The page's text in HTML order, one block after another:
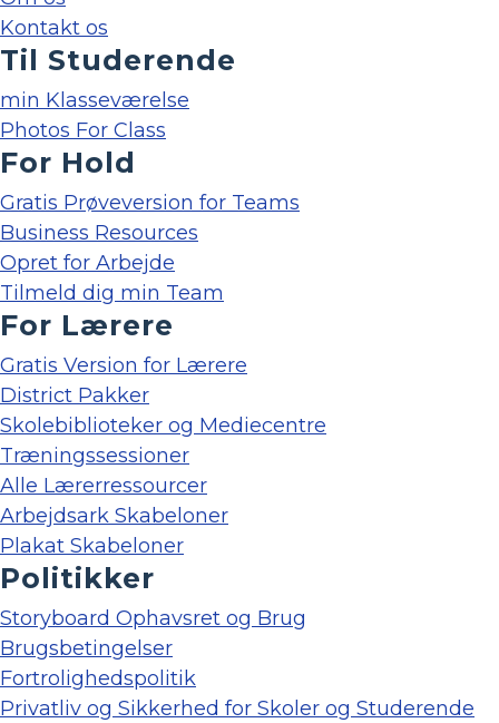
Kontakt os
Til Studerende
min Klasseværelse
Photos For Class
For Hold
Gratis Prøveversion for Teams
Business Resources
Opret for Arbejde
Tilmeld dig min Team
For Lærere
Gratis Version for Lærere
District Pakker
Skolebiblioteker og Mediecentre
Træningssessioner
Alle Lærerressourcer
Arbejdsark Skabeloner
Plakat Skabeloner
Politikker
Storyboard Ophavsret og Brug
Brugsbetingelser
Fortrolighedspolitik
Privatliv og Sikkerhed for Skoler og Studerende